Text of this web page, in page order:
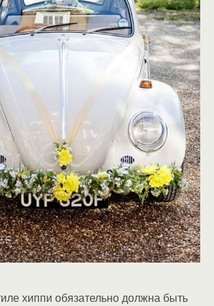
хиппи обязательно должна быть